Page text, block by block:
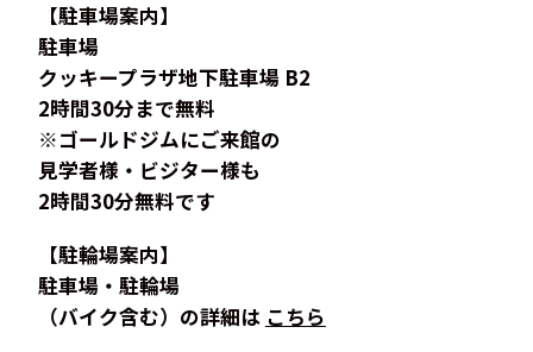
【駐車場案内】
駐車場
クッキープラザ地下駐車場 B2
2時間30分まで無料
※ゴールドジムにご来館の
見学者様・ビジター様も
2時間30分無料です
【駐輪場案内】
駐車場・駐輪場
（バイク含む）の詳細は こちら